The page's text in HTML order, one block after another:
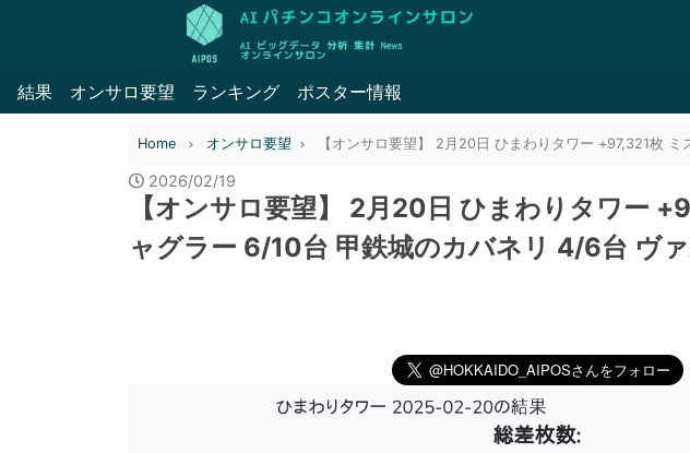
結果 オンサロ要望 ランキング ポスター情報
Home オンサロ要望 【オンサロ要望】 2月20日 ひまわりタワー +97,321枚
2026/02/19
【オンサロ要望】 2月20日 ひまわりタワー
ャグラー 6/10台 甲鉄城のカバネリ 4/6台 ヴ